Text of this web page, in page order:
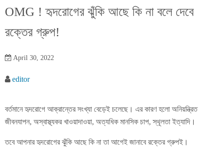
OMG ! হৃদরোগের ঝুঁকি আছে কি না বলে দেবে
রক্তের গ্রুপ!
April 30, 2022
editor
বর্তমানে হৃদরোগে আক্রান্তের সংখ্যা বেড়েই চলেছে। এর কারণ হলো অনিয়ন্ত্রিত
জীবনযাপন, অস্বাস্থ্যকর খাওয়াদাওয়া, অত্যধিক মানসিক চাপ, স্থূলতা ইত্যাদি।
তবে আপনার হৃদরোগের ঝুঁকি আছে কি না তা আগেই জানাবে রক্তের গ্রুপই।